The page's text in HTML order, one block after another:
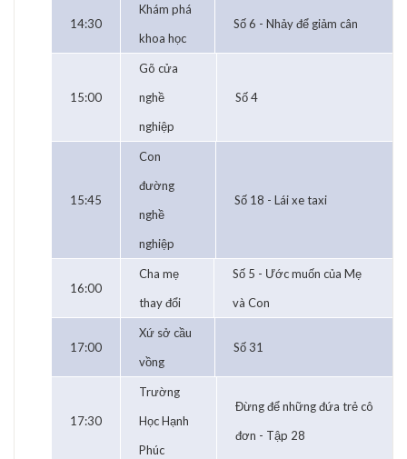
14:30
Khám phá
khoa học
Số 6 - Nhảy để giảm cân
15:00
Gõ cửa
nghề
nghiệp
Số 4
15:45
Con
đường
nghề
nghiệp
Số 18 - Lái xe taxi
16:00
Cha mẹ
thay đổi
Số 5 - Ước muốn của Mẹ
và Con
17:00
Xứ sở cầu
vồng
Số 31
17:30
Trường
Học Hạnh
Phúc
Đừng để những đứa trẻ cô
đơn - Tập 28